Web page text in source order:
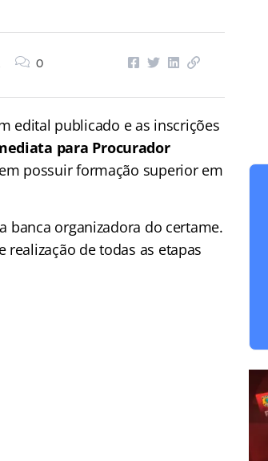
0
edital publicado e as inscrições
para Procurador
possuir formação superior em
banca organizadora do certame.
realização de todas as etapas